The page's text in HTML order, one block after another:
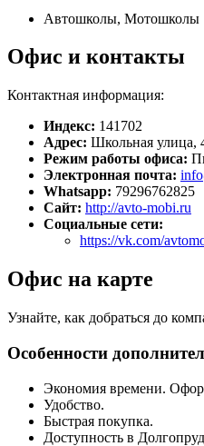
Автошколы, Мотошколы
Офис и контакты
Контактная информация:
Индекс: 141702
Адрес: Школьная улица,
Режим работы офиса:
Электронная почта:
Whatsapp: 79296762825
Сайт: http://avto-mobi.ru
Социальные сети:
https://vk.com/
Офис на карте
Узнайте, как добраться до
Особенности
Экономия времени.
Удобство.
Быстрая покупка.
Доступность в